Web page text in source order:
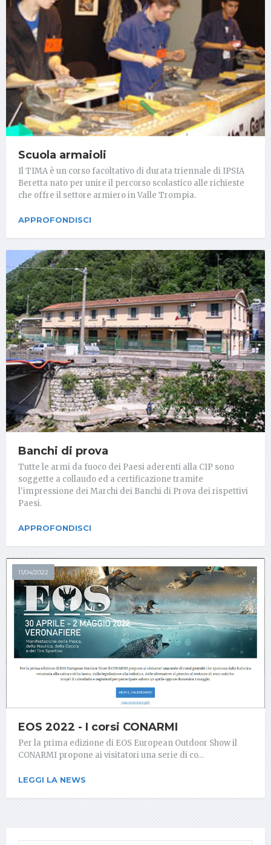
Scuola armaioli
Il TIMA è un corso facoltativo di durata triennale di IPSIA
Beretta nato per unire il percorso scolastico alle richieste
che offre il settore armiero in Valle Trompia.
APPROFONDISCI
Banchi di prova
Tutte le armi da fuoco dei Paesi aderenti alla CIP sono
soggette a collaudo ed a certificazione tramite
l'impressione dei Marchi dei Banchi di Prova dei rispettivi
Paesi.
APPROFONDISCI
11/04/2022
EOS 2022 - I corsi CONARMI
Per la prima edizione di EOS European Outdoor Show il
CONARMI propone ai visitatori una serie di co…
LEGGI LA NEWS